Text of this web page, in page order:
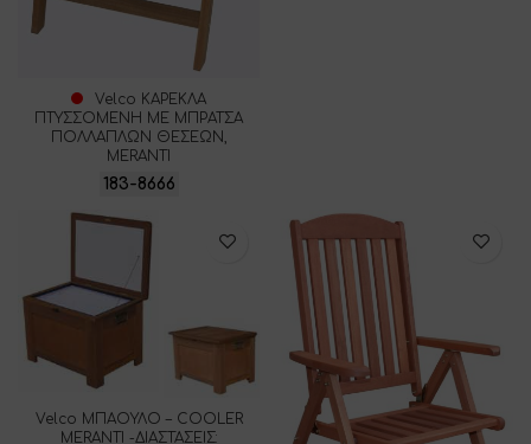
Velco ΚΑΡΕΚΛΑ
ΠΤΥΣΣΟΜΕΝΗ ΜΕ ΜΠΡΑΤΣΑ
ΠΟΛΛΑΠΛΩΝ ΘΕΣΕΩΝ,
ΜΕRANTI
183-8666
Velco ΜΠΑΟΥΛΟ – COOLER
MERANTI -ΔΙΑΣΤΑΣΕΙΣ: